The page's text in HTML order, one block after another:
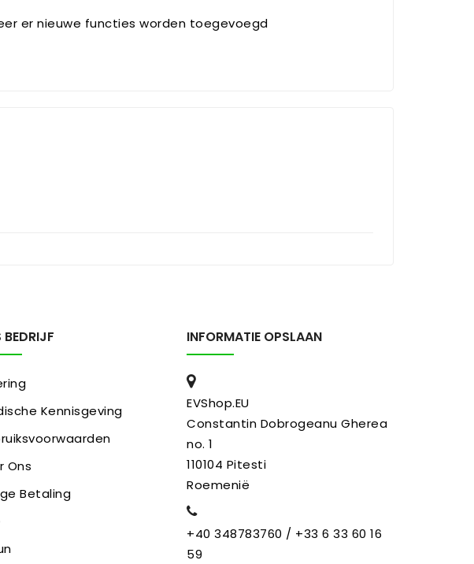
er nieuwe functies worden toegevoegd
BEDRIJF
Kennisgeving
Ons
Betaling
INFORMATIE OPSLAAN
EVShop.EU
Constantin Dobrogeanu Gherea
no. 1
110104 Pitesti
Roemenië
+40 348783760 / +33 6 33 60 16
59